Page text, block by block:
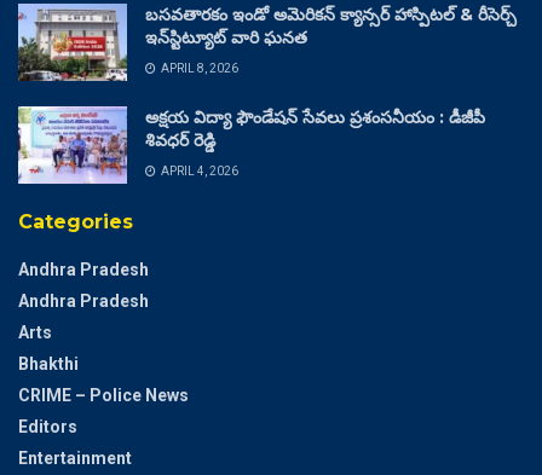
బసవతారకం ఇండో అమెరికన్ క్యాన్సర్ హాస్పిటల్ & రీసెర్చ్
ఇన్‌స్టిట్యూట్ వారి ఘనత
APRIL 8, 2026
అక్షయ విద్యా ఫౌండేషన్ సేవలు ప్రశంసనీయం : డీజీపీ
శివధర్ రెడ్డి
APRIL 4, 2026
Categories
Andhra Pradesh
Andhra Pradesh
Arts
Bhakthi
CRIME – Police News
Editors
Entertainment